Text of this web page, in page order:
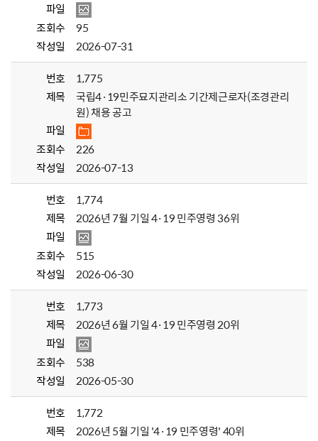
파일
조회수
95
작성일
2026-07-31
번호
1,775
제목
국립4·19민주묘지관리소 기간제근로자(조경관리
원) 채용 공고
파일
조회수
226
작성일
2026-07-13
번호
1,774
제목
2026년 7월 기일 4·19 민주영령 36위
파일
조회수
515
작성일
2026-06-30
번호
1,773
제목
2026년 6월 기일 4·19 민주영령 20위
파일
조회수
538
작성일
2026-05-30
번호
1,772
제목
2026년 5월 기일 '4·19 민주영령' 40위